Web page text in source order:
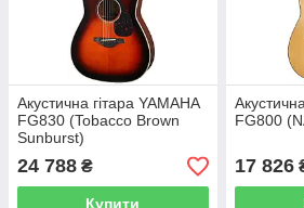
Акустична гітара YAMAHA
FG830 (Tobacco Brown
Sunburst)
24 788 ₴
Купити
FG800
17 826